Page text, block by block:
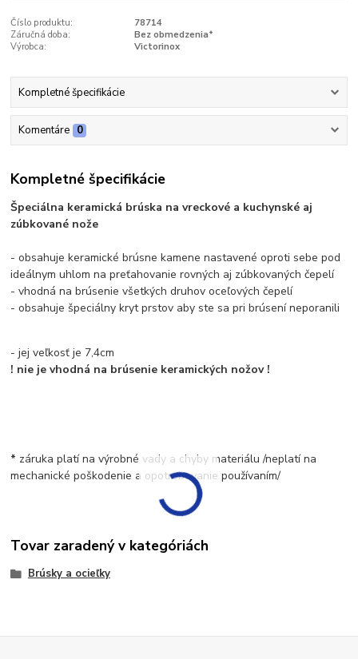
Číslo produktu:
78714
Záručná doba:
Bez obmedzenia*
Výrobca:
Victorinox
Kompletné špecifikácie
Komentáre 0
Kompletné špecifikácie
Špeciálna keramická brúska na vreckové a kuchynské aj
zúbkované nože
- obsahuje keramické brúsne kamene nastavené oproti sebe pod
ideálnym uhlom na preťahovanie rovných aj zúbkovaných čepelí
- vhodná na brúsenie všetkých druhov oceľových čepelí
- obsahuje špeciálny kryt prstov aby ste sa pri brúsení neporanili
- jej veľkosť je 7,4cm
! nie je vhodná na brúsenie keramických nožov !
* záruka platí na výrobné vady a chyby materiálu /neplatí na
mechanické poškodenie a opotrebovanie používaním/
Tovar zaradený v kategóriách
Brúsky a ocieľky